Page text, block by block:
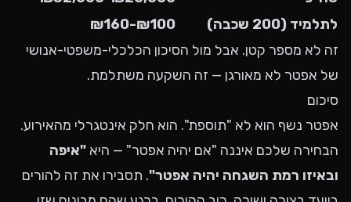
לתלמיד (200 שכבה)
₪100-₪160
זה לא מספר קטן. אבל מול הסיכון הכלכלי-משפטי-אנושי
של אפטר לא מאורגן — זה השקעה משתלמת.
סיכום
אפטר נשף הוא לא "תוספת". הוא חלק אינטגרלי מהאירוע.
הבחירה שלכם איננה "אם יהיה אפטר" — היא "איפה
ובאיזו רמת השגחה יהיה אפטר". תסבירו את זה להורים